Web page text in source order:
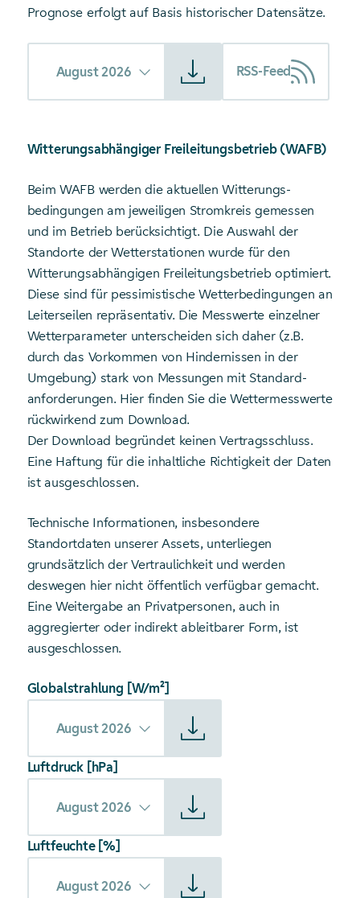
Prognose erfolgt auf Basis historischer Datensätze.
August 2026 RSS-Feed
Witterungsabhängiger Freileitungsbetrieb (WAFB)
Beim WAFB werden die aktuellen Witterungs­
bedingungen am jeweiligen Stromkreis gemessen
und im Betrieb berücksichtigt. Die Auswahl der
Standorte der Wetter­stationen wurde für den
Witterungs­abhängigen Freileitungs­betrieb optimiert.
Diese sind für pessimistische Wetter­bedingungen an
Leiter­seilen repräsentativ. Die Messwerte einzelner
Wetter­parameter unter­scheiden sich daher (z.B.
durch das Vorkommen von Hindernissen in der
Umgebung) stark von Messungen mit Standard­
anforderungen. Hier finden Sie die Wetter­messwerte
rückwirkend zum Download.
Der Download begründet keinen Vertrags­schluss.
Eine Haftung für die inhaltliche Richtigkeit der Daten
ist ausgeschlossen.
Technische Informationen, insbesondere
Standortdaten unserer Assets, unterliegen
grundsätzlich der Vertraulichkeit und werden
deswegen hier nicht öffentlich verfügbar gemacht.
Eine Weitergabe an Privatpersonen, auch in
aggregierter oder indirekt ableitbarer Form, ist
ausgeschlossen.
Globalstrahlung [W/m²]
August 2026
Luftdruck [hPa]
August 2026
Luftfeuchte [%]
August 2026